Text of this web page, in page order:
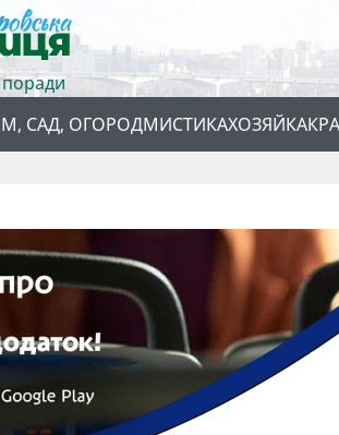
поради
САД, ОГОРОДМИСТИКАХОЗЯЙКА